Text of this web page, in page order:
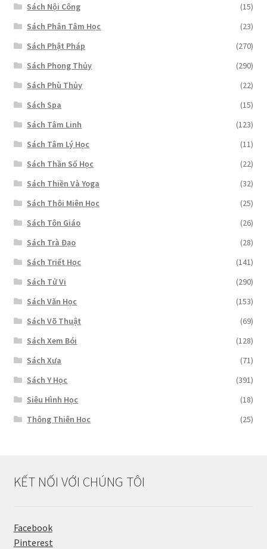
Sách Nội Công
(15)
Sách Phân Tâm Học
(23)
Sách Phật Pháp
(270)
Sách Phong Thủy
(290)
Sách Phù Thủy
(22)
Sách Spa
(15)
Sách Tâm Linh
(123)
Sách Tâm Lý Học
(11)
Sách Thần Số Học
(22)
Sách Thiền Và Yoga
(32)
Sách Thôi Miên Học
(25)
Sách Tôn Giáo
(26)
Sách Trà Đạo
(28)
Sách Triết Học
(141)
Sách Tử Vi
(290)
Sách Văn Học
(153)
Sách Võ Thuật
(69)
Sách Xem Bói
(128)
Sách Xưa
(71)
Sách Y Học
(391)
Siêu Hình Học
(18)
Thông Thiên Học
(25)
KẾT NỐI VỚI CHÚNG TÔI
Facebook
Pinterest